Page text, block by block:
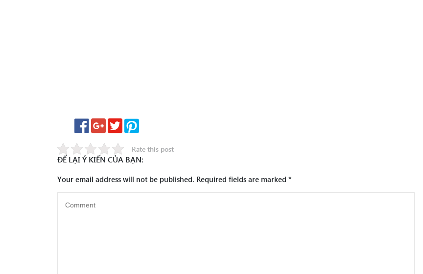
Rate this post
ĐỂ LẠI Ý KIẾN CỦA BẠN:
Your email address will not be published. Required fields are marked *